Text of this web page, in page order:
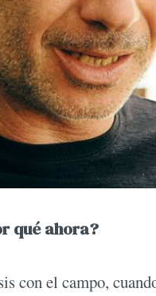
qué ahora?
con el campo,